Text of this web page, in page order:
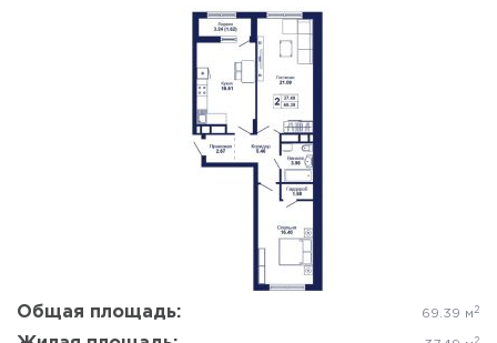
Общая площадь: 69.39 м 2
2
Отмена